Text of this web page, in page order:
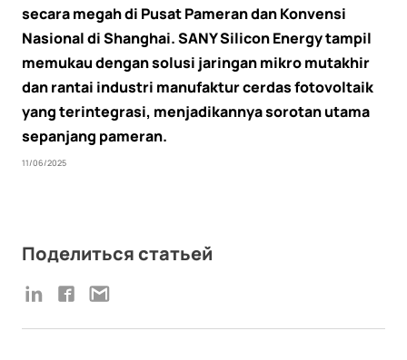
secara megah di Pusat Pameran dan Konvensi
Nasional di Shanghai. SANY Silicon Energy tampil
memukau dengan solusi jaringan mikro mutakhir
dan rantai industri manufaktur cerdas fotovoltaik
yang terintegrasi, menjadikannya sorotan utama
sepanjang pameran.
11/06/2025
Поделиться статьей